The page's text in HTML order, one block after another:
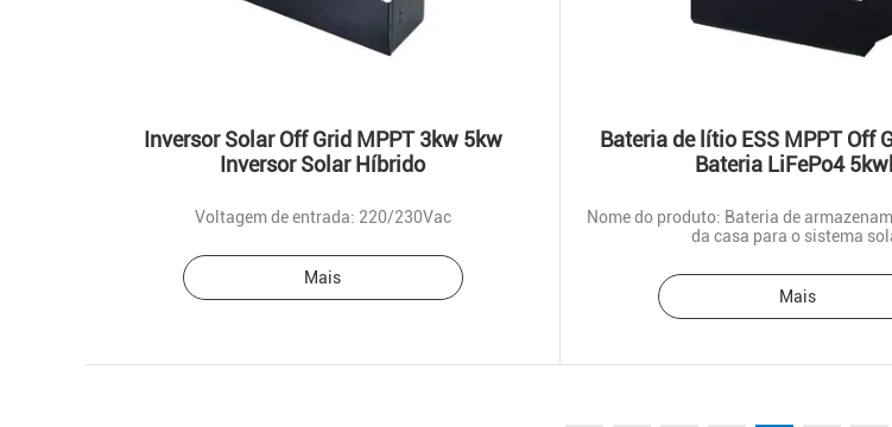
Inversor Solar Off Grid MPPT 3kw 5kw
Inversor Solar Híbrido
Voltagem de entrada: 220/230Vac
Mais
Bateria de lítio ESS MPPT Off
Bateria LiFePo4
Nome do produto: Bateria de
da casa para o sistema
Mais